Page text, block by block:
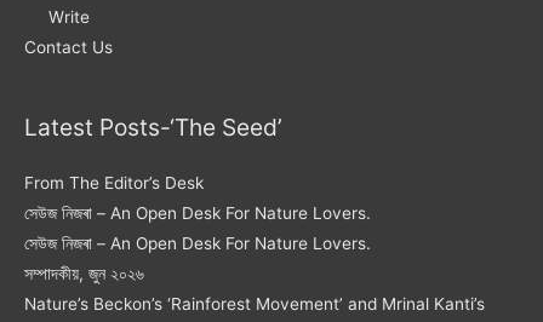
Write
Contact Us
Latest Posts-‘The Seed’
From The Editor’s Desk
সেউজ নিজৰা – An Open Desk For Nature Lovers.
সেউজ নিজৰা – An Open Desk For Nature Lovers.
সম্পাদকীয়, জুন ২০২৬
Nature’s Beckon’s ‘Rainforest Movement’ and Mrinal Kanti’s